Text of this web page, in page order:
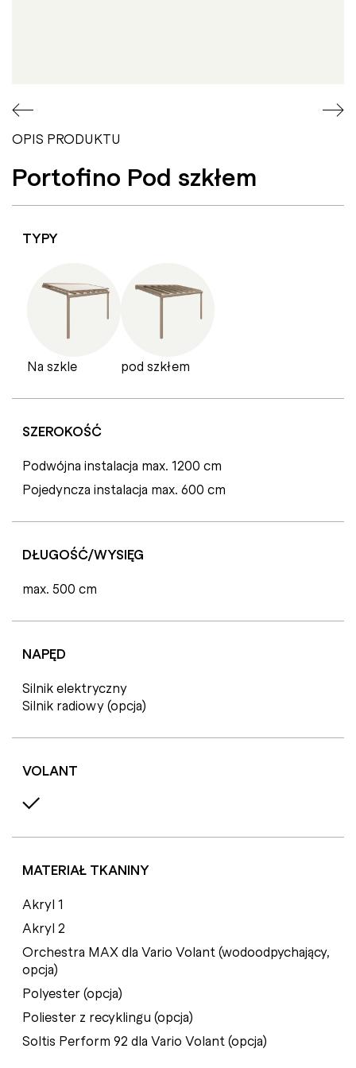
OPIS PRODUKTU
Portofino Pod szkłem
TYPY
Na szkle pod szkłem
SZEROKOŚĆ
Podwójna instalacja max. 1200 cm
Pojedyncza instalacja max. 600 cm
DŁUGOŚĆ/WYSIĘG
max. 500 cm
NAPĘD
Silnik elektryczny
Silnik radiowy (opcja)
VOLANT
MATERIAŁ TKANINY
Akryl 1
Akryl 2
Orchestra MAX dla Vario Volant (wodoodpychający,
opcja)
Polyester (opcja)
Poliester z recyklingu (opcja)
Soltis Perform 92 dla Vario Volant (opcja)